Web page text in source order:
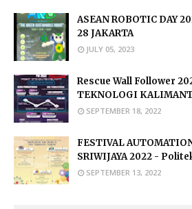
ASEAN ROBOTIC DAY
28 JAKARTA
JULY 05, 2023
Rescue Wall Follower
TEKNOLOGI
SEPTEMBER 18, 2022
FESTIVAL
SRIWIJAYA 2022 -
SEPTEMBER 13, 2022